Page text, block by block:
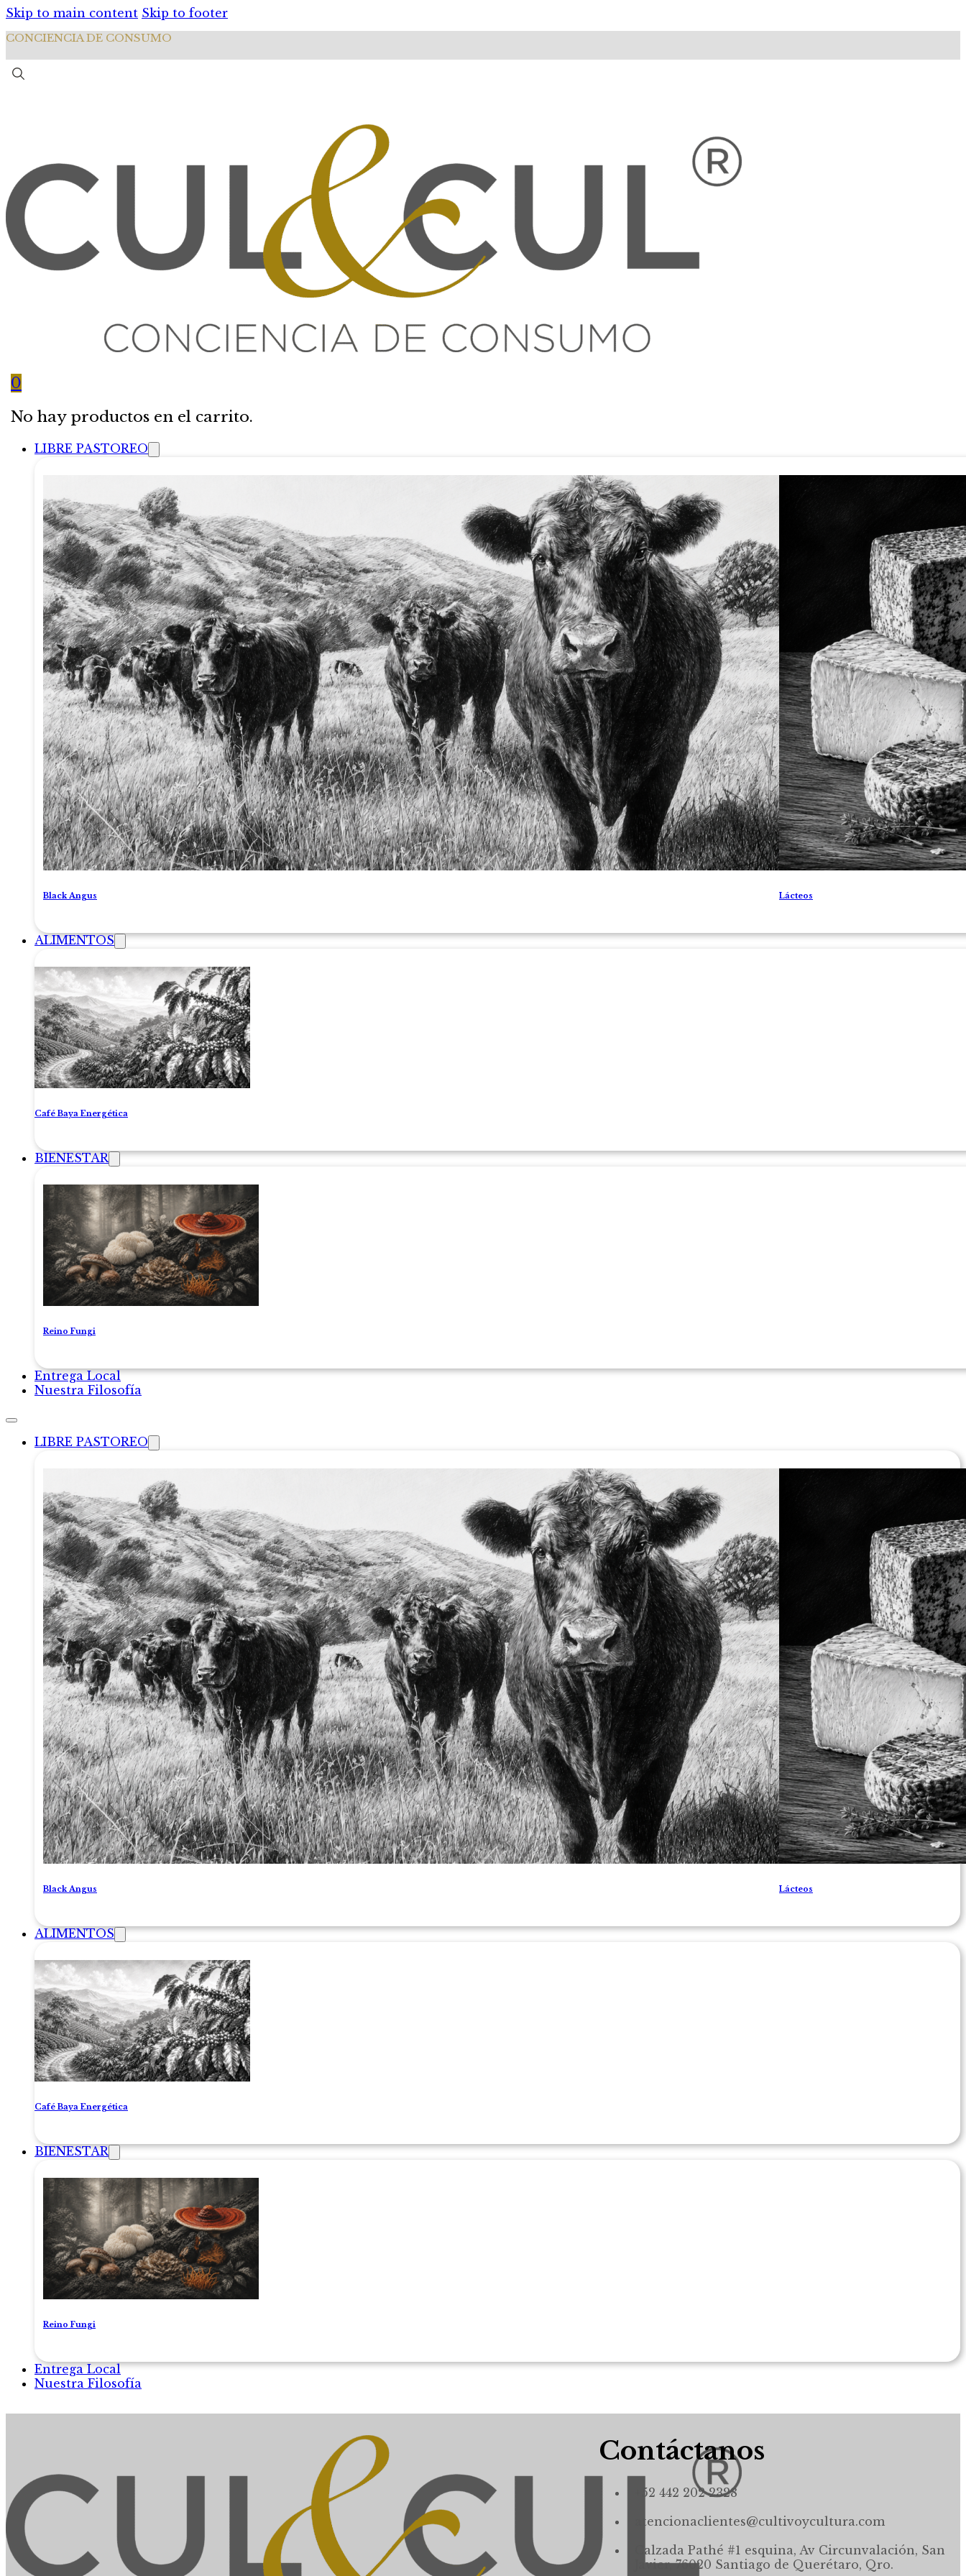
Skip to main content Skip to footer
CONCIENCIA DE CONSUMO
0
No hay productos en el carrito.
LIBRE PASTOREO
Black Angus Lácteos
ALIMENTOS
Café Baya Energética
BIENESTAR
Reino Fungi
Entrega Local
Nuestra Filosofía
LIBRE PASTOREO
Black Angus Lácteos
ALIMENTOS
Café Baya Energética
BIENESTAR
Reino Fungi
Entrega Local
Nuestra Filosofía
Contáctanos
+52 442 202 2328
atencionaclientes@cultivoycultura.com
Calzada Pathé #1 esquina, Av Circunvalación, San
Javier, 76020 Santiago de Querétaro, Qro.